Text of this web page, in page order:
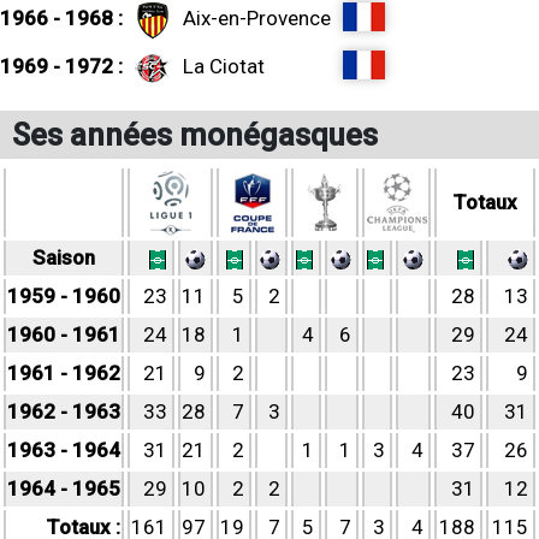
1966 - 1968 :
Aix-en-Provence
1969 - 1972 :
La Ciotat
Ses années monégasques
Totaux
Saison
1959 - 1960
23 11 5 2 28
13
1960 - 1961
24 18 1 4 6 29
24
1961 - 1962
21 9 2 23
9
1962 - 1963
33 28 7 3 40
31
1963 - 1964
31 21 2 1 1 3 4 37
26
1964 - 1965
29 10 2 2 31
12
Totaux : 161 97 19 7 5 7 3 4 188 115